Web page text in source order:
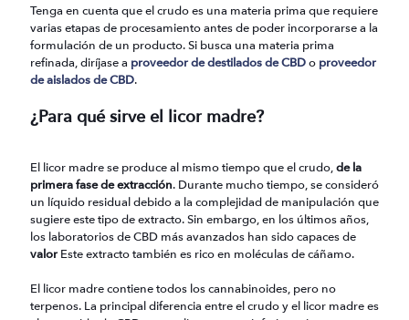
Tenga en cuenta que el crudo es una materia prima que requiere
varias etapas de procesamiento antes de poder incorporarse a la
formulación de un producto. Si busca una materia prima
refinada, diríjase a proveedor de destilados de CBDo proveedor
de aislados de CBD.
¿Para qué sirve el licor madre?
El licor madre se produce al mismo tiempo que el crudo,de la
primera fase de extracción. Durante mucho tiempo, se consideró
un líquido residual debido a la complejidad de manipulación que
sugiere este tipo de extracto. Sin embargo, en los últimos años,
los laboratorios de CBD más avanzados han sido capaces de
valorEste extracto también es rico en moléculas de cáñamo.
El licor madre contiene todos los cannabinoides, pero no
terpenos. La principal diferencia entre el crudo y el licor madre es